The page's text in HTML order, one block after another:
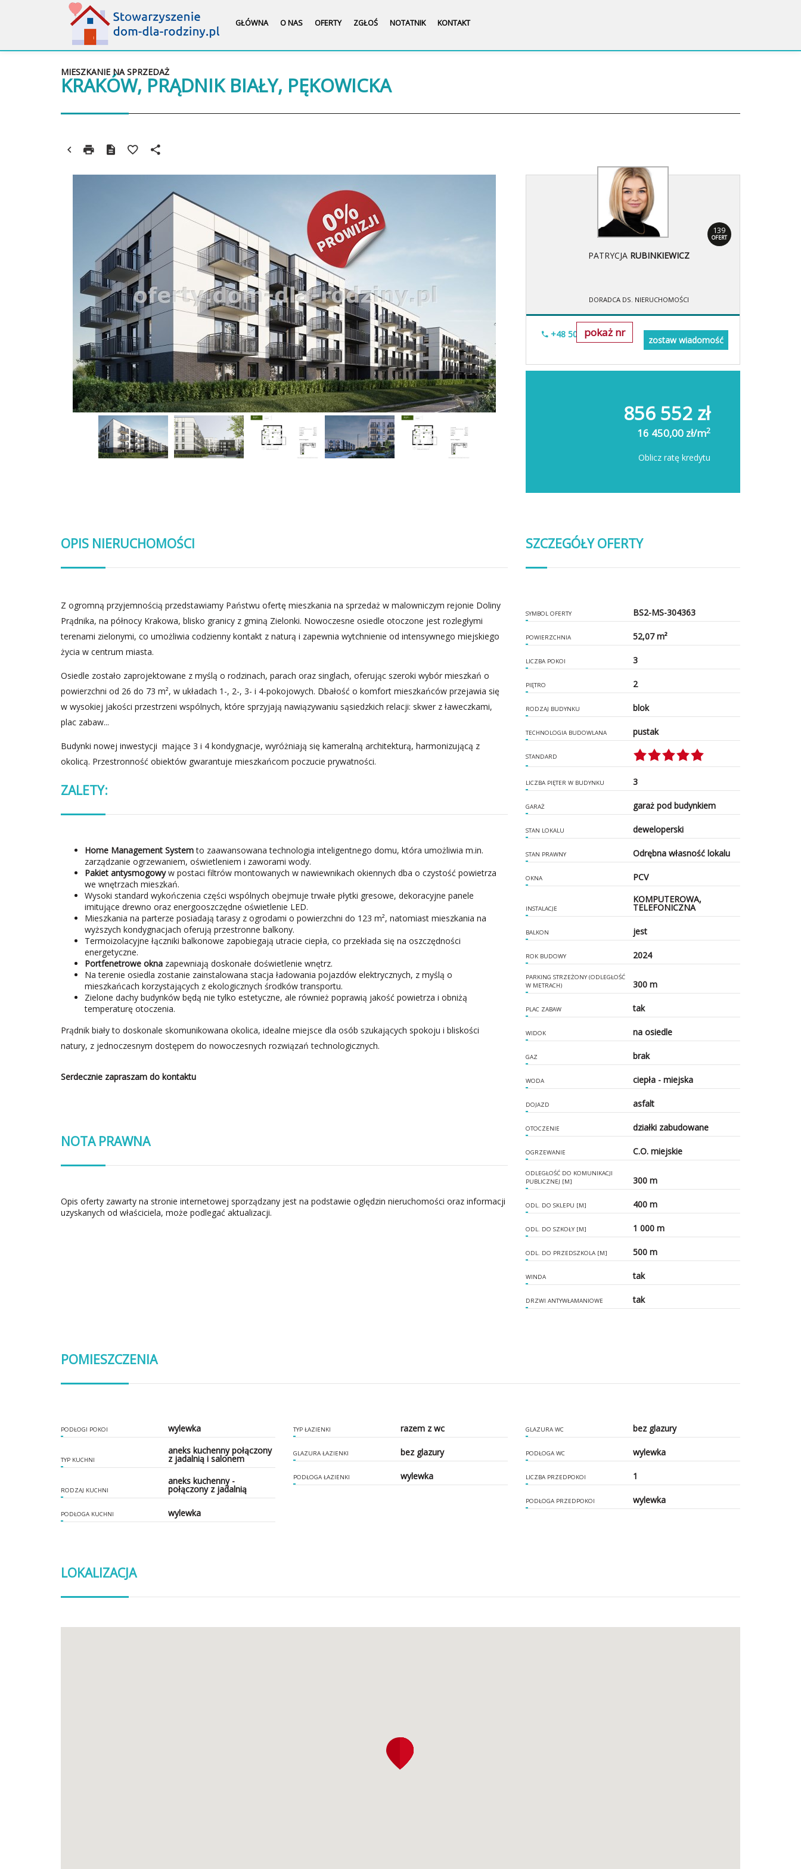
GŁÓWNA O NAS OFERTY ZGŁOŚ NOTATNIK KONTAKT
KRAKÓW, PRĄDNIK BIAŁY, PĘKOWICKA
MIESZKANIE NA SPRZEDAŻ
139
OFERT
PATRYCJA RUBINKIEWICZ
DORADCA DS. NIERUCHOMOŚCI
pokaż nr
+48 505-236-943
zostaw wiadomość
856 552 zł
16 450,00 zł/m2
Oblicz ratę kredytu
OPIS NIERUCHOMOŚCI
Z ogromną przyjemnością przedstawiamy Państwu ofertę mieszkania na sprzedaż w malowniczym rejonie Doliny
Prądnika, na północy Krakowa, blisko granicy z gminą Zielonki. Nowoczesne osiedle otoczone jest rozległymi
terenami zielonymi, co umożliwia codzienny kontakt z naturą i zapewnia wytchnienie od intensywnego miejskiego
życia w centrum miasta.
Osiedle zostało zaprojektowane z myślą o rodzinach, parach oraz singlach, oferując szeroki wybór mieszkań o
powierzchni od 26 do 73 m², w układach 1-, 2-, 3- i 4-pokojowych. Dbałość o komfort mieszkańców przejawia się
w wysokiej jakości przestrzeni wspólnych, które sprzyjają nawiązywaniu sąsiedzkich relacji: skwer z ławeczkami,
plac zabaw...
Budynki nowej inwestycji mające 3 i 4 kondygnacje, wyróżniają się kameralną architekturą, harmonizującą z
okolicą. Przestronność obiektów gwarantuje mieszkańcom poczucie prywatności.
ZALETY:
Home Management Systemto zaawansowana technologia inteligentnego domu, która umożliwia m.in.
zarządzanie ogrzewaniem, oświetleniem i zaworami wody.
Pakiet antysmogowyw postaci filtrów montowanych w nawiewnikach okiennych dba o czystość powietrza
we wnętrzach mieszkań.
Wysoki standard wykończenia części wspólnych obejmuje trwałe płytki gresowe, dekoracyjne panele
imitujące drewno oraz energooszczędne oświetlenie LED.
Mieszkania na parterze posiadają tarasy z ogrodami o powierzchni do 123 m², natomiast mieszkania na
wyższych kondygnacjach oferują przestronne balkony.
Termoizolacyjne łączniki balkonowe zapobiegają utracie ciepła, co przekłada się na oszczędności
energetyczne.
Portfenetrowe okna zapewniają doskonałe doświetlenie wnętrz.
Na terenie osiedla zostanie zainstalowana stacja ładowania pojazdów elektrycznych, z myślą o
mieszkańcach korzystających z ekologicznych środków transportu.
Zielone dachy budynków będą nie tylko estetyczne, ale również poprawią jakość powietrza i obniżą
temperaturę otoczenia.
Prądnik biały to doskonale skomunikowana okolica, idealne miejsce dla osób szukających spokoju i bliskości
natury, z jednoczesnym dostępem do nowoczesnych rozwiązań technologicznych.
Serdecznie zapraszam do kontaktu
NOTA PRAWNA
Opis oferty zawarty na stronie internetowej sporządzany jest na podstawie oględzin nieruchomości oraz informacji
uzyskanych od właściciela, może podlegać aktualizacji.
SZCZEGÓŁY OFERTY
SYMBOL OFERTY BS2-MS-304363
POWIERZCHNIA 52,07 m²
LICZBA POKOI 3
PIĘTRO 2
RODZAJ BUDYNKU blok
TECHNOLOGIA BUDOWLANA pustak
STANDARD
LICZBA PIĘTER W BUDYNKU 3
GARAŻ garaż pod budynkiem
STAN LOKALU deweloperski
STAN PRAWNY Odrębna własność lokalu
OKNA PCV
INSTALACJE
KOMPUTEROWA,
TELEFONICZNA
BALKON jest
ROK BUDOWY 2024
PARKING STRZEŻONY (ODLEGŁOŚĆ
W METRACH)
300 m
PLAC ZABAW tak
WIDOK na osiedle
GAZ brak
WODA ciepła - miejska
DOJAZD asfalt
OTOCZENIE działki zabudowane
OGRZEWANIE C.O. miejskie
ODLEGŁOŚĆ DO KOMUNIKACJI
PUBLICZNEJ [M]
300 m
ODL. DO SKLEPU [M] 400 m
ODL. DO SZKOŁY [M] 1 000 m
ODL. DO PRZEDSZKOLA [M] 500 m
WINDA tak
DRZWI ANTYWŁAMANIOWE tak
POMIESZCZENIA
PODŁOGI POKOI wylewka
TYP KUCHNI
aneks kuchenny połączony
z jadalnią i salonem
RODZAJ KUCHNI
aneks kuchenny -
połączony z jadalnią
PODŁOGA KUCHNI wylewka
TYP ŁAZIENKI razem z wc
GLAZURA ŁAZIENKI bez glazury
PODŁOGA ŁAZIENKI wylewka
GLAZURA WC bez glazury
PODŁOGA WC wylewka
LICZBA PRZEDPOKOI 1
PODŁOGA PRZEDPOKOI wylewka
LOKALIZACJA